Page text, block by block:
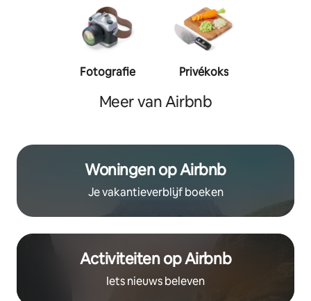
Fotografie Privékoks
Meer van Airbnb
Woningen op Airbnb
Je vakantieverblijf boeken
Activiteiten op Airbnb
Iets nieuws beleven